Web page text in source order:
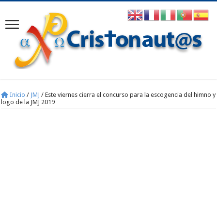
Inicio / JMJ / Este viernes cierra el concurso para la escogencia del himno y
logo de la JMJ 2019